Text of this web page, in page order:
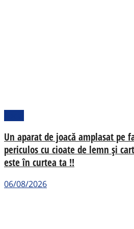
Un aparat de joacă amplasat pe
periculos cu cioate de lemn și
este în curtea ta !!
06/08/2026